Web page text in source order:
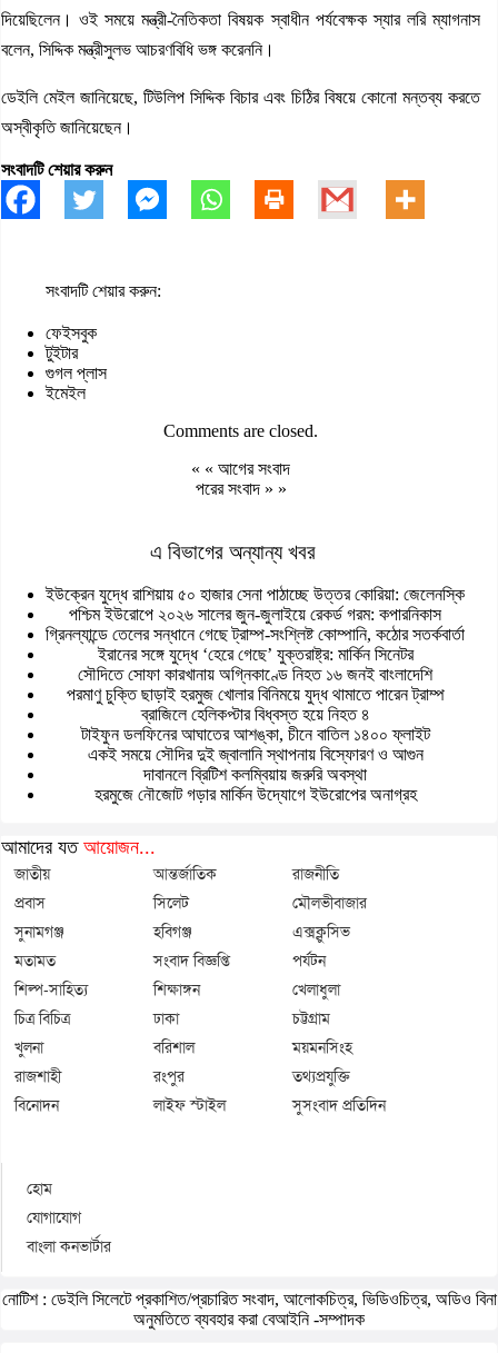
দিয়েছিলেন। ওই সময়ে মন্ত্রী-নৈতিকতা বিষয়ক স্বাধীন পর্যবেক্ষক স্যার লরি ম্যাগনাস
বলেন, সিদ্দিক মন্ত্রীসুলভ আচরণবিধি ভঙ্গ করেননি।
ডেইলি মেইল জানিয়েছে, টিউলিপ সিদ্দিক বিচার এবং চিঠির বিষয়ে কোনো মন্তব্য করতে
অস্বীকৃতি জানিয়েছেন।
সংবাদটি শেয়ার করুন
সংবাদটি শেয়ার করুন:
ফেইসবুক
টুইটার
গুগল প্লাস
ইমেইল
Comments are closed.
« « আগের সংবাদ
পরের সংবাদ » »
এ বিভাগের অন্যান্য খবর
ইউক্রেন যুদ্ধে রাশিয়ায় ৫০ হাজার সেনা পাঠাচ্ছে উত্তর কোরিয়া: জেলেনস্কি
পশ্চিম ইউরোপে ২০২৬ সালের জুন-জুলাইয়ে রেকর্ড গরম: কপারনিকাস
গ্রিনল্যান্ডে তেলের সন্ধানে গেছে ট্রাম্প-সংশ্লিষ্ট কোম্পানি, কঠোর সতর্কবার্তা
ইরানের সঙ্গে যুদ্ধে ‘হেরে গেছে’ যুক্তরাষ্ট্র: মার্কিন সিনেটর
সৌদিতে সোফা কারখানায় অগ্নিকাণ্ডে নিহত ১৬ জনই বাংলাদেশি
পরমাণু চুক্তি ছাড়াই হরমুজ খোলার বিনিময়ে যুদ্ধ থামাতে পারেন ট্রাম্প
ব্রাজিলে হেলিকপ্টার বিধ্বস্ত হয়ে নিহত ৪
টাইফুন ডলফিনের আঘাতের আশঙ্কা, চীনে বাতিল ১৪০০ ফ্লাইট
একই সময়ে সৌদির দুই জ্বালানি স্থাপনায় বিস্ফোরণ ও আগুন
দাবানলে ব্রিটিশ কলম্বিয়ায় জরুরি অবস্থা
হরমুজে নৌজোট গড়ার মার্কিন উদ্যোগে ইউরোপের অনাগ্রহ
আমাদের যত আয়োজন...
জাতীয় আন্তর্জাতিক
রাজনীতি
প্রবাস
সিলেট
মৌলভীবাজার
সুনামগঞ্জ
হবিগঞ্জ
এক্সক্লুসিভ
মতামত
সংবাদ বিজ্ঞপ্তি
পর্যটন
শিল্প-সাহিত্য
শিক্ষাঙ্গন
খেলাধুলা
চিত্র বিচিত্র
ঢাকা
চট্টগ্রাম
খুলনা
বরিশাল
ময়মনসিংহ
রাজশাহী
রংপুর
তথ্যপ্রযুক্তি
বিনোদন
লাইফ স্টাইল সুসংবাদ প্রতিদিন
হোম
যোগাযোগ
বাংলা কনভার্টার
নোটিশ : ডেইলি সিলেটে প্রকাশিত/প্রচারিত সংবাদ, আলোকচিত্র, ভিডিওচিত্র, অডিও বিনা
অনুমতিতে ব্যবহার করা বেআইনি -সম্পাদক